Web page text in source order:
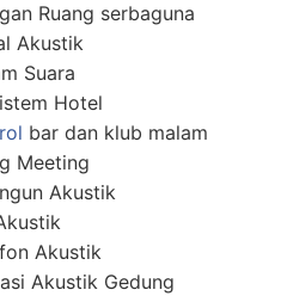
Ruang serbaguna
Akustik
Suara
Hotel
bar dan klub malam
Meeting
Akustik
Akustik
Akustik Gedung